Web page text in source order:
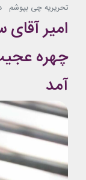
تحریریه چی بپوشم
امیر آقای
چهره
آمد